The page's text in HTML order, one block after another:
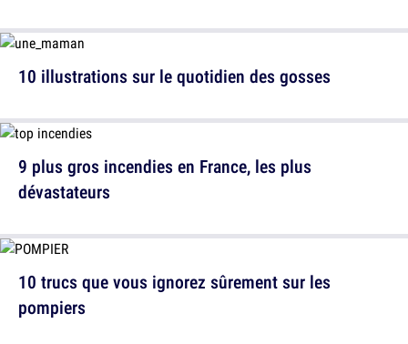
9 plus gros incendies en France, les plus
dévastateurs
10 illustrations sur le quotidien des gosses
10 trucs que vous ignorez sûrement sur les
pompiers